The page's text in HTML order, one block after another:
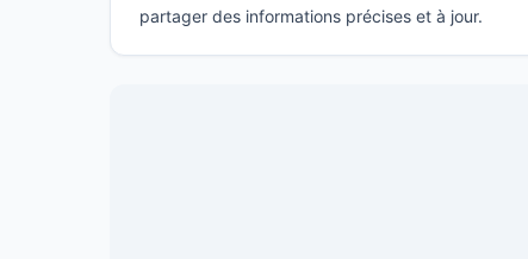
partager des informations précises et à jour.